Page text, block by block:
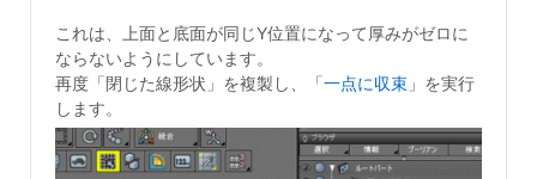
これは、上面と底面が同じY位置になって厚みがゼロに
ならないようにしています。
再度「閉じた線形状」を複製し、「 一点に収束 」を実行
します。